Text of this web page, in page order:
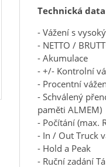
Technická
- Vážení s
- NETTO /
- Akumulace
- +/- Kontrolní
- Procentní
- Schválený
paměti ALMEM)
- Počítání (max.
- In / Out Truck
- Hold a Peak
- Ruční zadání